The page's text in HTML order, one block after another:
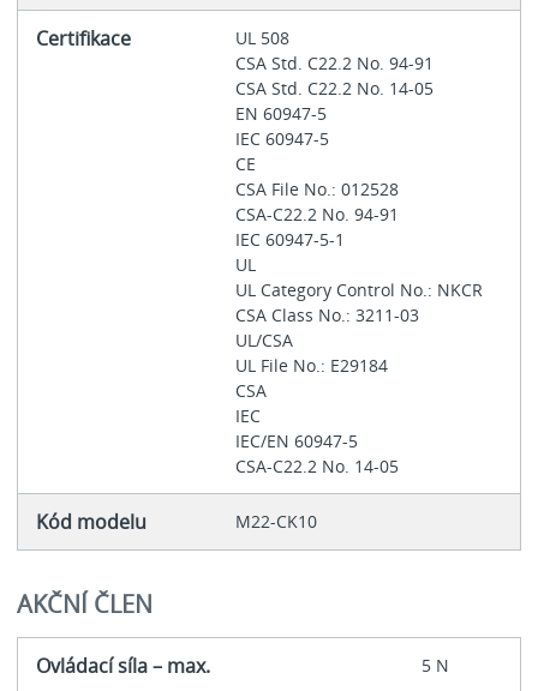
Certifikace
UL 508
CSA Std. C22.2 No. 94-91
CSA Std. C22.2 No. 14-05
EN 60947-5
IEC 60947-5
CE
CSA File No.: 012528
CSA-C22.2 No. 94-91
IEC 60947-5-1
UL
UL Category Control No.: NKCR
CSA Class No.: 3211-03
UL/CSA
UL File No.: E29184
CSA
IEC
IEC/EN 60947-5
CSA-C22.2 No. 14-05
Kód modelu M22-CK10
AKČNÍ ČLEN
Ovládací síla – max. 5 N